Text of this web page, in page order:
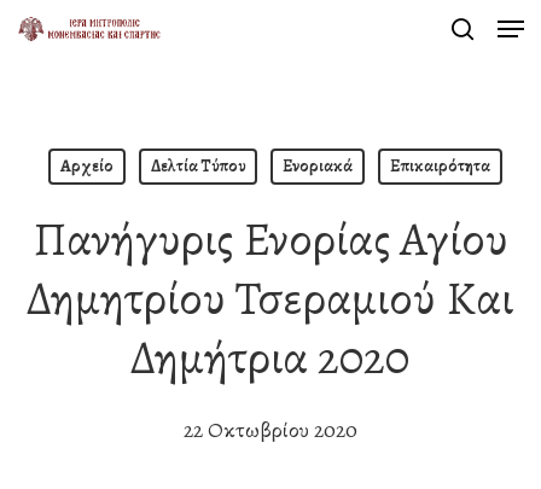
Skip
Αρχείο Δελτία Τύπου Ενοριακά Επικαιρότητα
Πανήγυρις Ενορίας Αγίου
Δημητρίου Τσεραμιού Και
Δημήτρια 2020
22 Οκτωβρίου 2020